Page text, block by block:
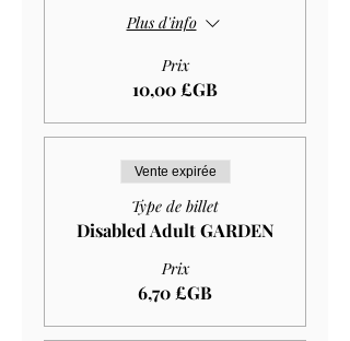
Plus d'info
Prix
10,00 £GB
Vente expirée
Type de billet
Disabled Adult GARDEN
Prix
6,70 £GB